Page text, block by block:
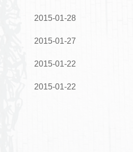
2015-01-28
2015-01-27
2015-01-22
2015-01-22